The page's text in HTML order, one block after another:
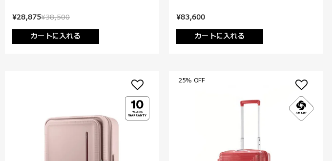
¥38,500
¥28,875
カートに入れる
¥83,600
カートに入れる
25% OFF